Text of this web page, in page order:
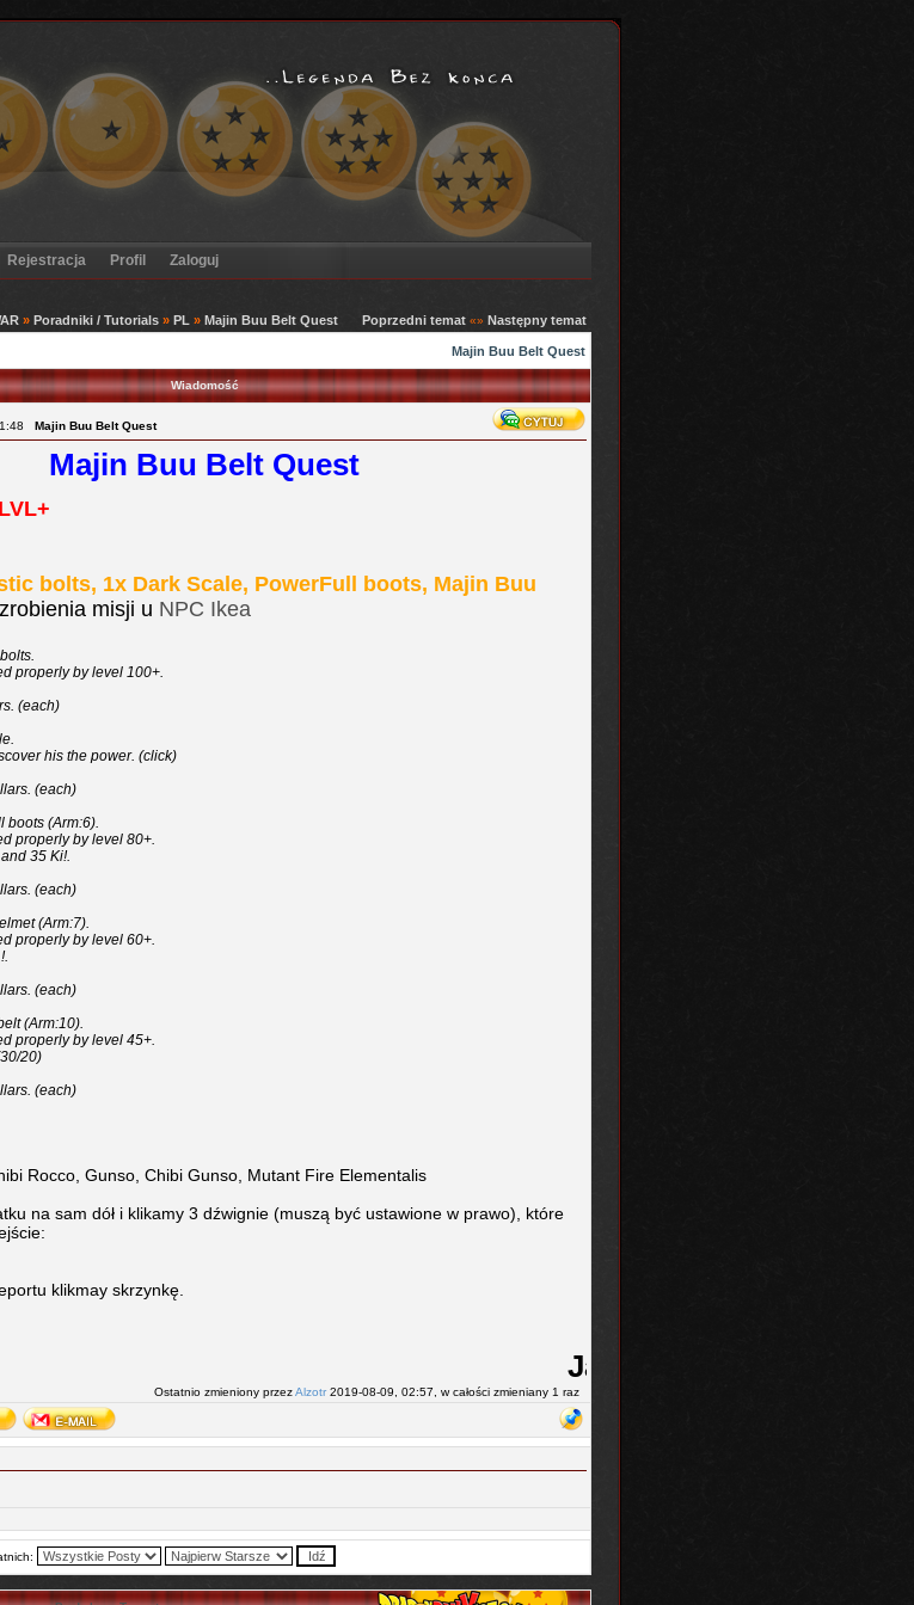
Rejestracja Profil Zaloguj
» Poradniki / Tutorials» PL » Majin Buu Belt Quest Poprzedni temat«» Następny temat
Majin Buu Belt Quest
Wiadomość
Majin Buu Belt Quest
Majin Buu Belt Quest
bolts, 1x Dark Scale, PowerFull boots, Majin Buu
misji u NPC Ikea
properly by level 100+.
(each)
his the power. (click)
(each)
boots (Arm:6).
properly by level 80+.
35 Ki!.
(each)
(Arm:7).
properly by level 60+.
(each)
(Arm:10).
properly by level 45+.
20)
(each)
Rocco, Gunso, Chibi Gunso, Mutant Fire Elementalis
na sam dół i klikamy 3 dźwignie (muszą być ustawione w prawo), które
klikmay skrzynkę.
Jakieś pytania? Pisać w
Ostatnio zmieniony przezAlzotr2019-08-09, 02:57, w całości zmieniany 1 raz